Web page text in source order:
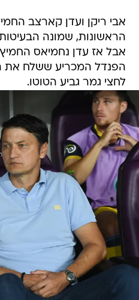
אבי ריקן ועדן קארצב
הראשונות, שמונה
אבל אז עדן נחמיאס
הפנדל המכריע ששלח את
לחצי גמר גביע הטוטו.